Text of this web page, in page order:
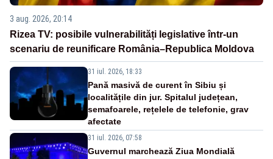
3 aug. 2026, 20:14
Rizea TV: posibile vulnerabilități legislative într-un
scenariu de reunificare România–Republica Moldova
31 iul. 2026, 18:33
Pană masivă de curent în Sibiu și
localitățile din jur. Spitalul județean,
semafoarele, rețelele de telefonie, grav
afectate
31 iul. 2026, 07:58
Guvernul marchează Ziua Mondială